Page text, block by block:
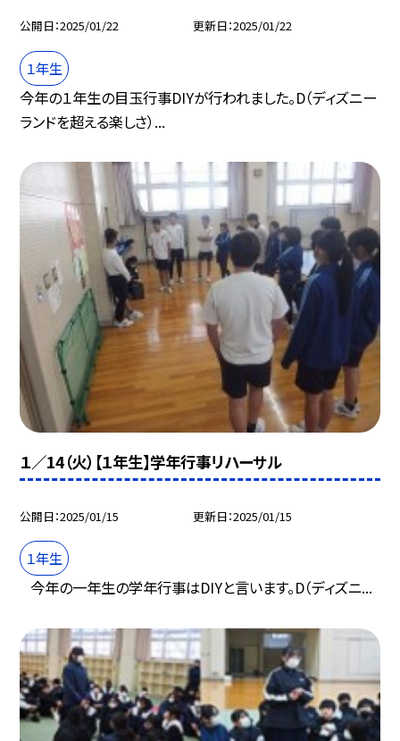
公開日 2025/01/22 更新日 2025/01/22
１年生
今年の１年生の目玉行事DIYが行われました。D（ディズニー
ランドを超える楽しさ）...
１／14（火）【１年生】学年行事リハーサル
公開日 2025/01/15 更新日 2025/01/15
１年生
今年の一年生の学年行事はDIYと言います。D（ディズニ...